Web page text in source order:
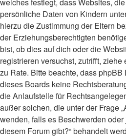
persönliche Daten von Kindern
hierzu die Zustimmung der Eltern
der Erziehungsberechtigten
bist, ob dies auf dich oder die
registrieren versuchst, zutrifft,
zu Rate. Bitte beachte, dass
dieses Boards keine
die Anlaufstelle für
außer solchen, die unter der Frage
wenden, falls es Beschwerden
diesem Forum gibt?“ behandelt